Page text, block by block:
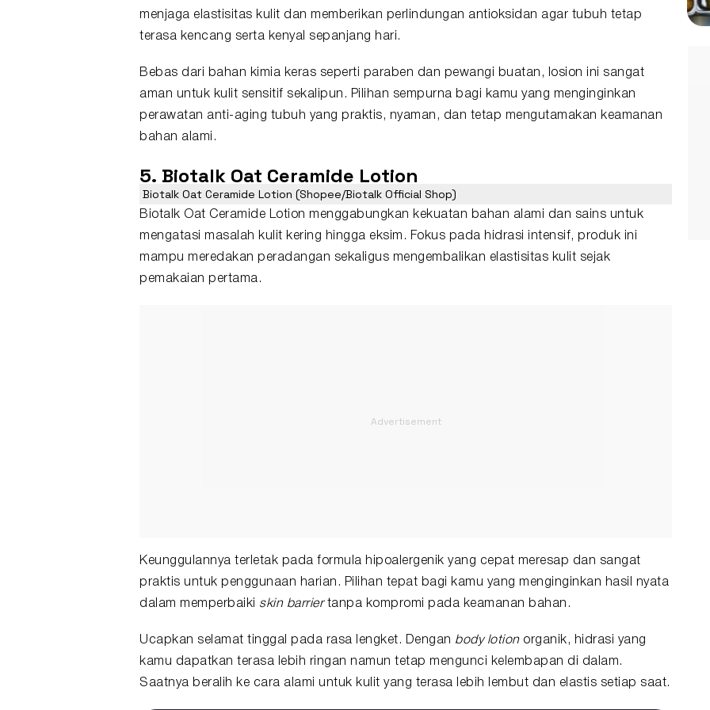
menjaga elastisitas kulit dan memberikan perlindungan antioksidan agar tubuh tetap
terasa kencang serta kenyal sepanjang hari.
Bebas dari bahan kimia keras seperti paraben dan pewangi buatan, losion ini sangat
aman untuk kulit sensitif sekalipun. Pilihan sempurna bagi kamu yang menginginkan
perawatan anti-aging tubuh yang praktis, nyaman, dan tetap mengutamakan keamanan
bahan alami.
5. Biotalk Oat Ceramide Lotion
Biotalk Oat Ceramide Lotion (Shopee/Biotalk Official Shop)
Biotalk Oat Ceramide Lotion menggabungkan kekuatan bahan alami dan sains untuk
mengatasi masalah kulit kering hingga eksim. Fokus pada hidrasi intensif, produk ini
mampu meredakan peradangan sekaligus mengembalikan elastisitas kulit sejak
pemakaian pertama.
Keunggulannya terletak pada formula hipoalergenik yang cepat meresap dan sangat
praktis untuk penggunaan harian. Pilihan tepat bagi kamu yang menginginkan hasil nyata
dalam memperbaiki skin barriertanpa kompromi pada keamanan bahan.
Ucapkan selamat tinggal pada rasa lengket. Dengan body lotionorganik, hidrasi yang
kamu dapatkan terasa lebih ringan namun tetap mengunci kelembapan di dalam.
Saatnya beralih ke cara alami untuk kulit yang terasa lebih lembut dan elastis setiap saat.